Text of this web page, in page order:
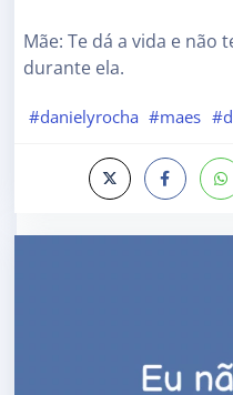
Mãe: Te dá a vida e não
durante ela.
#danielyrocha #maes